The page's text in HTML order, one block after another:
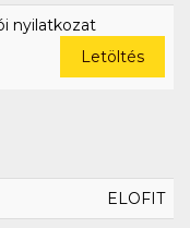
nyilatkozat
Letöltés
ELOFIT